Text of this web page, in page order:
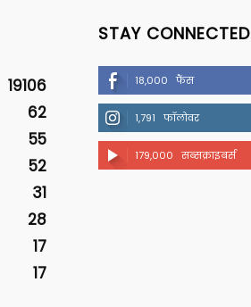
19106
62
55
52
31
28
17
17
STAY CONNECTED
18,000 फैंस
1,791 फॉलोवर
179,000 सब्सक्राइबर्स